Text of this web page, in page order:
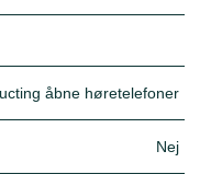
åbne høretelefoner
Nej